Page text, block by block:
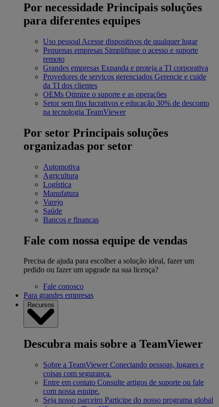
Por necessidade Principais soluções
para diferentes equipes
Uso pessoal Acesse dispositivos de qualquer lugar
Pequenas empresas Simplifique o acesso e suporte
remoto
Grandes empresas Expanda e proteja a TI corporativa
Provedores de serviços gerenciados Gerencie e cuide
da TI dos clientes
OEMs Otimize o suporte e as operações
Setor sem fins lucrativos e educação 30% de desconto
na tecnologia TeamViewer
Por setor Principais soluções
organizadas por setor
Automotiva
Agricultura
Logística
Manufatura
Varejo
Saúde
Bancos e finanças
Fale com nossa equipe de vendas
Precisa de ajuda para escolher a solução ideal, fazer um
pedido ou fazer um upgrade na sua licença?
Fale conosco
Para grandes empresas
Recursos
Descubra mais sobre a TeamViewer
Sobre a TeamViewer Conectando pessoas, lugares e
coisas com segurança.
Entre em contato Consulte artigos de suporte ou fale
com nossa equipe.
Seja nosso parceiro Participe do nosso programa global